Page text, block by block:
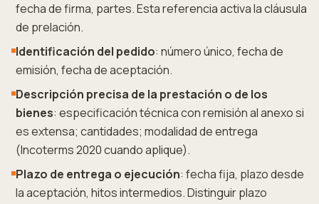
fecha de firma, partes. Esta referencia activa la cláusula
de prelación.
Identificación del pedido: número único, fecha de
emisión, fecha de aceptación.
Descripción precisa de la prestación o de los
bienes: especificación técnica con remisión al anexo si
es extensa; cantidades; modalidad de entrega
(Incoterms 2020 cuando aplique).
Plazo de entrega o ejecución: fecha fija, plazo desde
la aceptación, hitos intermedios. Distinguir plazo